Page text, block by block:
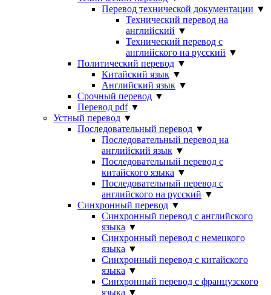
Перевод технической документации ▼
Технический перевод на
английский ▼
Технический перевод с
английского на русский ▼
Политический перевод ▼
Китайский язык ▼
Английский язык ▼
Срочный перевод ▼
Перевод pdf▼
Устный перевод ▼
Последовательный перевод ▼
Последовательный перевод на
английский язык ▼
Последовательный перевод с
китайского языка ▼
Последовательный перевод с
английского на русский ▼
Синхронный перевод ▼
Синхронный перевод с английского
языка ▼
Синхронный перевод с немецкого
языка ▼
Синхронный перевод с китайского
языка ▼
Синхронный перевод с французского
языка ▼